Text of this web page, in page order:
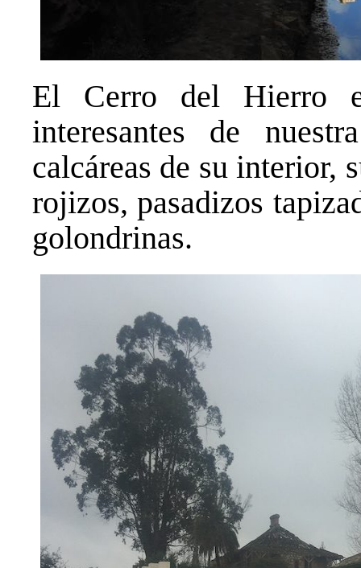
El Cerro del Hierro
interesantes de
calcáreas de su interior,
rojizos, pasadizos
golondrinas.